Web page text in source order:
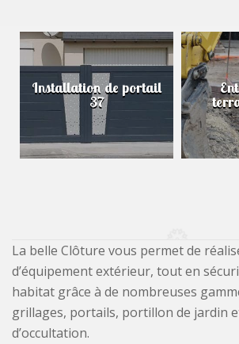
Installation de portail
37
La belle Clôture vous permet de
d’équipement extérieur, tout en
habitat grâce à de nombreuses
grillages, portails, portillon de jardin
d’occultation.